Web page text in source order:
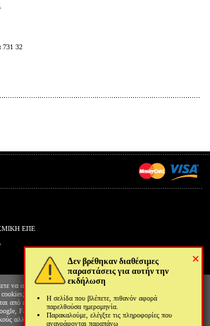
×
Δεν βρέθηκαν διαθέσιμες
παραστάσεις για αυτήν την
εκδήλωση
Η σελίδα που βλέπετε, πιθανόν αφορά
παρελθούσα ημερομηνία.
Παρακαλούμε, ελέγξτε τις πληροφορίες που
αναγράφονται παραπάνω
731 32
ΕΠΕ
Πεσμαζόγλου), Αθήνα
Παρ: 9πμ-5μμ
να αποθηκεύουμε στον φυλλομετρητή σας
cookies; Με αυτόν τον τρόπο θα
από εμάς και τρίτες συνεργαζόμενες
Facebook κτλ) στοιχεία επισκεψιμότητας
αλλά και διαφημιστικούς λόγους. Μπορείτε